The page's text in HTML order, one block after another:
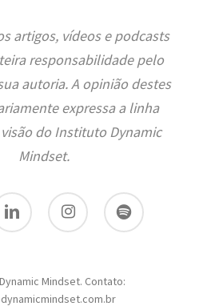
artigos, vídeos e podcasts
responsabilidade pelo
autoria. A opinião destes
expressa a linha
do Instituto Dynamic
Mindset.
instagram spotify
Mindset. Contato: